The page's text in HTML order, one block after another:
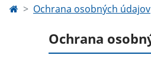
Ochrana osobných údajov
Ochrana